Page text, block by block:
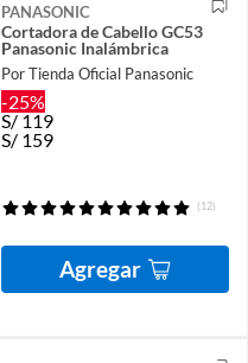
PANASONIC
Cortadora de Cabello GC53
Panasonic Inalámbrica
Por Tienda Oficial Panasonic
-25%
S/119
S/ 159
(12)
Agregar